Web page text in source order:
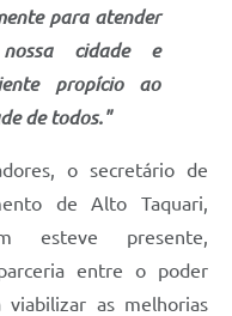
para atender
cidade e
propício ao
de todos."
o secretário de
de Alto Taquari,
esteve presente,
entre o poder
viabilizar as melhorias